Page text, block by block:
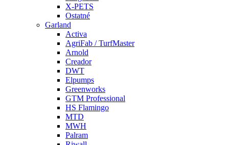
X-PETS
Ostatné
Garland
Activa
AgriFab / TurfMaster
Arnold
Creador
DWT
Elpumps
Greenworks
GTM Professional
HS Flamingo
MTD
MWH
Palram